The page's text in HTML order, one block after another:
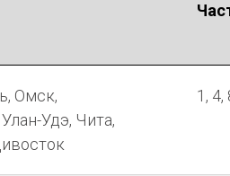
Омск,
Удэ, Чита,
1,